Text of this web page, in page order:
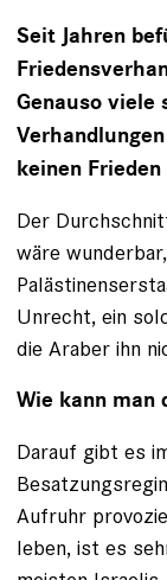
Seit Jahren
Genauso viele
keinen
Der
wäre
Unrecht, ein
die Araber ihn
Wie kann man
Darauf gibt es
Aufruhr
leben, ist es